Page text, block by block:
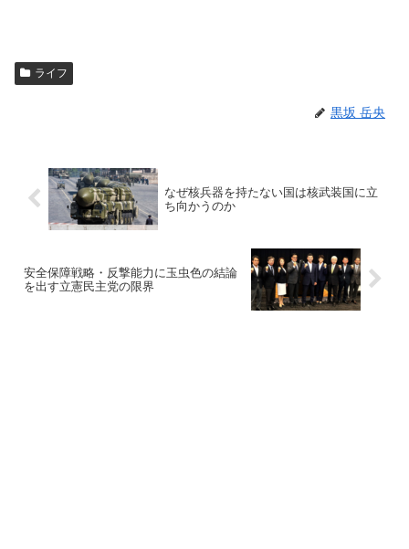
ライフ
黒坂 岳央
なぜ核兵器を持たない国は核武装国に立
ち向かうのか
安全保障戦略・反撃能力に玉虫色の結論
を出す立憲民主党の限界